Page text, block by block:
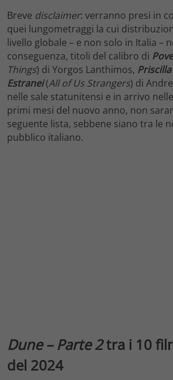
Breve disclaimer: verranno presi in
quei lungometraggi la cui
livello globale – e non solo in Italia –
conseguenza, titoli del calibro di
Things) di Yorgos Lanthimos, Priscilla
Estranei(All of Us Strangers) di
nelle sale statunitensi e in arrivo
primi mesi del nuovo anno, non
seguente lista, sebbene siano tra le
pubblico italiano.
Dune – Parte 2tra i 10
del 2024